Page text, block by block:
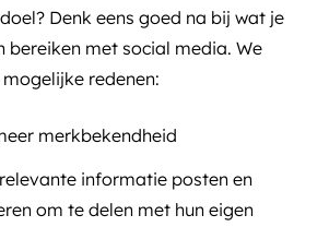
Denk eens goed na bij wat je
bereiken met social media. We
redenen:
merkbekendheid
informatie posten en
om te delen met hun eigen